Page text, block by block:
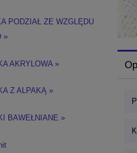
PODZIAŁ ZE WZGLĘDU
»
AKRYLOWA »
Z ALPAKĄ »
BAWEŁNIANE »